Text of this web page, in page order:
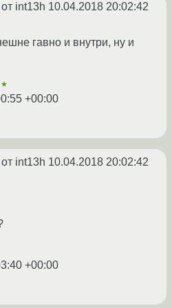
от int13h 10.04.2018 20:02:42
гавно и внутри, ну и
+00:00
от int13h 10.04.2018 20:02:42
+00:00